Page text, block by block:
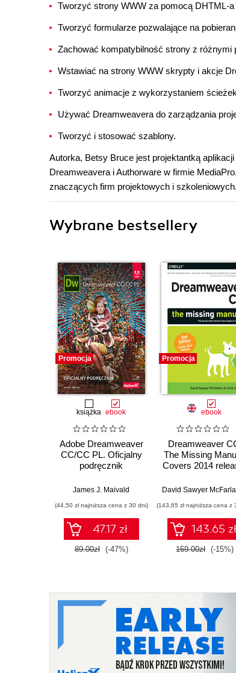
Tworzyć strony WWW za pomocą DHTML-
Tworzyć formularze pozwalające na
Zachować kompatybilność strony z różnymi
Wstawiać na strony WWW skrypty i akcje
Tworzyć animacje z wykorzystaniem
Używać Dreamweavera do zarządzania
Tworzyć i stosować szablony.
Autorka, Betsy Bruce jest projektantką
Dreamweavera i Authorware w firmie
znaczących firm projektowych i
Wybrane bestsellery
Promocja
książka ebook
Adobe Dreamweaver
CC/CC PL. Oficjalny
podręcznik
James J. Maivald
(44,50 zł najniższa cena z 30 dni)
47.17 zł
89.00zł (-47%)
Promocja
ebook
Dreamweaver
The Missing
Covers 2014
(143,65 zł najniższa cena z
143.65 zł
169.00zł (-15%)